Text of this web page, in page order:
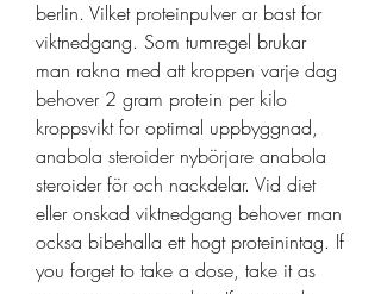
berlin. Vilket proteinpulver ar bast for
viktnedgang. Som tumregel brukar
man rakna med att kroppen varje dag
behover 2 gram protein per kilo
kroppsvikt for optimal uppbyggnad,
anabola steroider nybörjare anabola
steroider för och nackdelar. Vid diet
eller onskad viktnedgang behover man
ocksa bibehalla ett hogt proteinintag. If
you forget to take a dose, take it as